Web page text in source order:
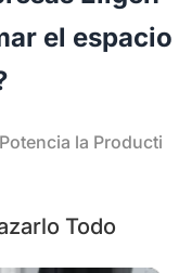
Potencia la
Todo